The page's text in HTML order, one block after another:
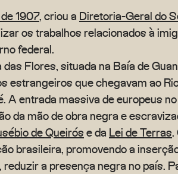
1907, criou a Diretoria-Geral do
os trabalhos relacionados à
federal.
Flores, situada na Baía de
estrangeiros que chegavam ao
A entrada massiva de europeus
da mão de obra negra e
de Queiróse da Lei de Terras.
brasileira, promovendo a
a presença negra no país.